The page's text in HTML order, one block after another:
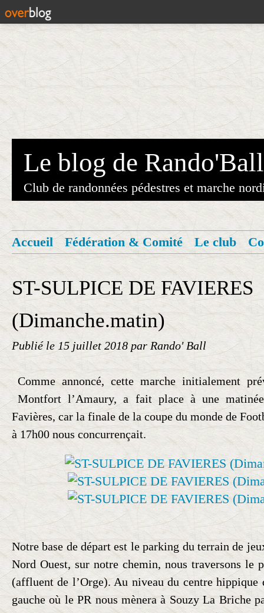
Le blog de Rando'Ball
Club de randonnées pédestres et marche
Accueil Fédération & Comité Le club
ST-SULPICE DE FAVIERES
(Dimanche.matin)
Publié le 15 juillet 2018 par Rando' Ball
Comme annoncé, cette marche initialement
Montfort l’Amaury, a fait place à une
Favières, car la finale de la coupe du monde de
à 17h00 nous concurrençait.
Notre base de départ est le parking du terrain de
Nord Ouest, sur notre chemin, nous traversons le
(affluent de l’Orge). Au niveau du centre hippique
gauche où le PR nous mènera à Souzy La Briche